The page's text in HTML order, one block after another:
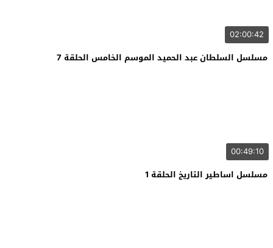
02:00:42
مسلسل السلطان عبد الحميد الموسم الخامس الحلقة 7
00:49:10
مسلسل اساطير التاريخ الحلقة 1